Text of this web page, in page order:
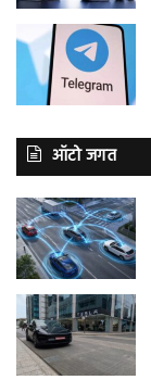
ऑटो जगत